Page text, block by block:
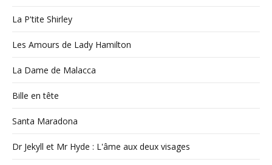
La P'tite Shirley
Les Amours de Lady Hamilton
La Dame de Malacca
Bille en tête
Santa Maradona
Dr Jekyll et Mr Hyde : L'âme aux deux visages